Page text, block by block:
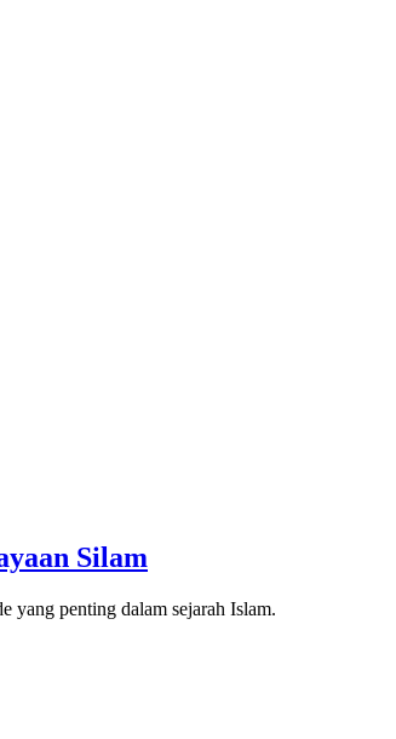
Silam
yang penting dalam sejarah Islam.